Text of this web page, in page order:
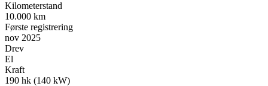
Kilometerstand
10.000 km
Første registrering
nov 2025
Drev
El
Kraft
190 hk (140 kW)